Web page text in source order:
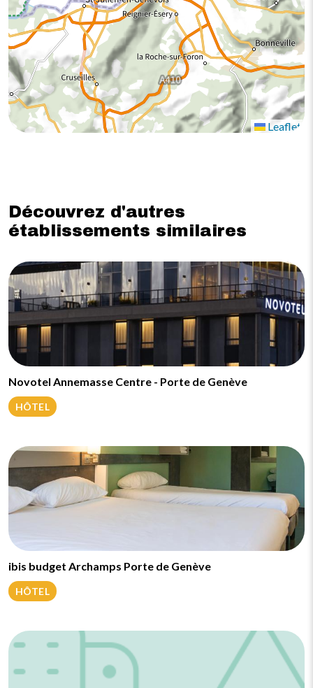
Leaflet
Découvrez d'autres
établissements similaires
Novotel Annemasse Centre - Porte de Genève
HÔTEL
ibis budget Archamps Porte de Genève
HÔTEL